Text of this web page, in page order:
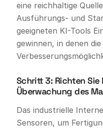
eine reichhaltige
Ausführungs- und
geeigneten KI-Tools
gewinnen, in denen
Schritt 3: Richten
Überwachung des
Das industrielle
Sensoren, um